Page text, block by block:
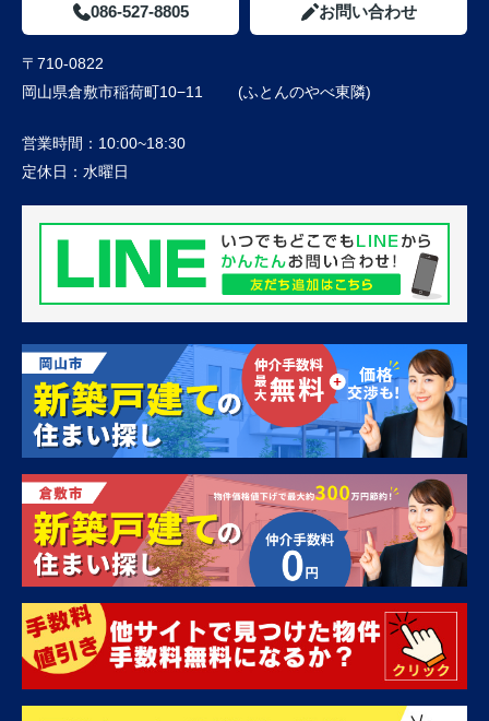
086-527-8805 お問い合わせ
〒710-0822
岡山県倉敷市稲荷町10−11 (ふとんのやべ東隣)
営業時間： 10:00~18:30
定休日： 水曜日